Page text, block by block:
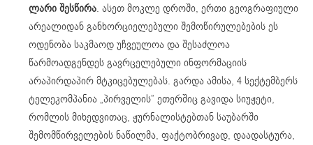
ლარი შესწირა. ასეთ მოკლე დროში, ერთი გეოგრაფიული
არეალიდან განხორციელებული შემოწირულებების ეს
ოდენობა საკმაოდ უჩვეულოა და შესაძლოა
წარმოადგენდეს გავრცელებული ინფორმაციის
არაპირდაპირ მტკიცებულებას. გარდა ამისა, 4 სექტემბერს
ტელეკომპანია „პირველის” ეთერშიც გავიდა სიუჟეტი,
რომლის მიხედვითაც, ჟურნალისტებთან საუბარში
შემომწირველების ნაწილმა, ფაქტობრივად, დაადასტურა,